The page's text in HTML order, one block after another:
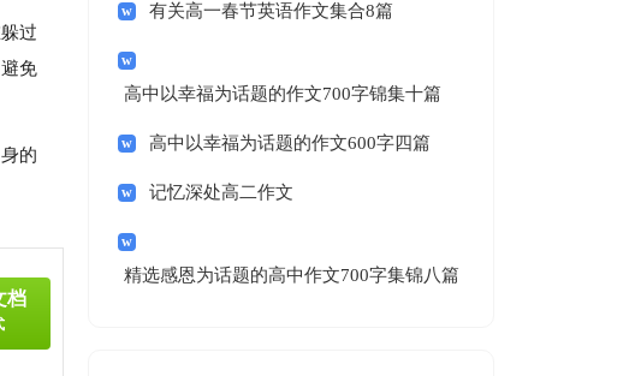
过
免
的
档
有关高一春节英语作文集合8篇
高中以幸福为话题的作文700字锦集十篇
高中以幸福为话题的作文600字四篇
记忆深处高二作文
精选感恩为话题的高中作文700字集锦八篇